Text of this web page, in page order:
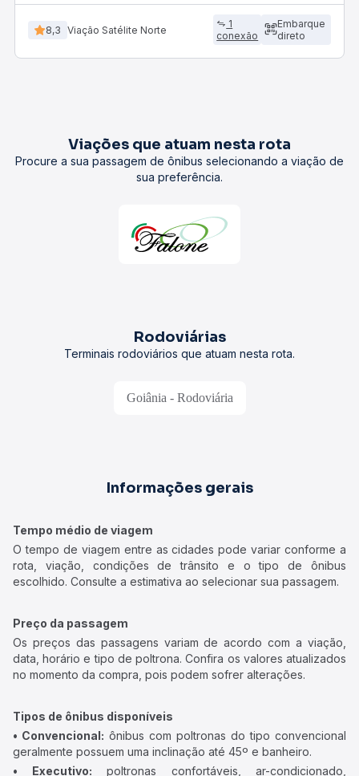
8,3 Viação Satélite Norte
1
conexão
Embarque
direto
Viações que atuam nesta rota
Procure a sua passagem de ônibus selecionando a viação de
sua preferência.
Rodoviárias
Terminais rodoviários que atuam nesta rota.
Goiânia - Rodoviária
Informações gerais
Tempo médio de viagem
O tempo de viagem entre as cidades pode variar conforme a
rota, viação, condições de trânsito e o tipo de ônibus
escolhido. Consulte a estimativa ao selecionar sua passagem.
Preço da passagem
Os preços das passagens variam de acordo com a viação,
data, horário e tipo de poltrona. Confira os valores atualizados
no momento da compra, pois podem sofrer alterações.
Tipos de ônibus disponíveis
• Convencional: ônibus com poltronas do tipo convencional
geralmente possuem uma inclinação até 45º e banheiro.
• Executivo: poltronas confortáveis, ar-condicionado,